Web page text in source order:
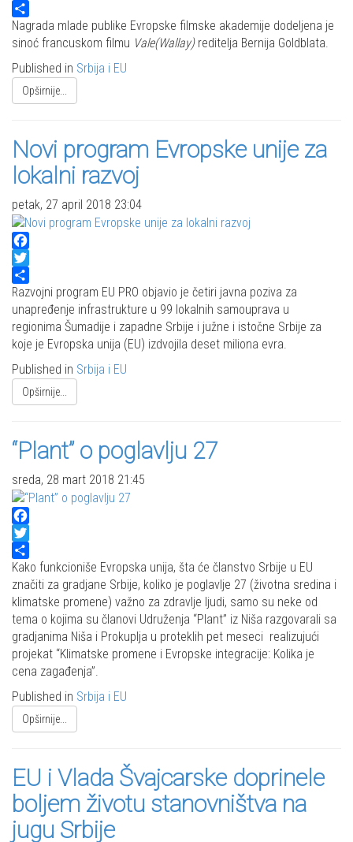
Twitter
Share
Nagrada mlade publike Evropske filmske akademije dodeljena je
sinoć francuskom filmu Vale(Wallay)reditelja Bernija Goldblata.
Published in Srbija i EU
Opširnije...
Novi program Evropske unije za
lokalni razvoj
petak, 27 april 2018 23:04
Facebook
Twitter
Share
Razvojni program EU PRO objavio je četiri javna poziva za
unapređenje infrastrukture u 99 lokalnih samouprava u
regionima Šumadije i zapadne Srbije i južne i istočne Srbije za
koje je Evropska unija (EU) izdvojila deset miliona evra.
Published in Srbija i EU
Opširnije...
“Plant” o poglavlju 27
sreda, 28 mart 2018 21:45
Facebook
Twitter
Share
Kako funkcioniše Evropska unija, šta će članstvo Srbije u EU
značiti za gradjane Srbije, koliko je poglavlje 27 (životna sredina i
klimatske promene) važno za zdravlje ljudi, samo su neke od
tema o kojima su članovi Udruženja “Plant” iz Niša razgovarali sa
gradjanima Niša i Prokuplja u proteklih pet meseci realizujući
projekat “Klimatske promene i Evropske integracije: Kolika je
cena zagađenja”.
Published in Srbija i EU
Opširnije...
EU i Vlada Švajcarske doprinele
boljem životu stanovništva na
jugu Srbije